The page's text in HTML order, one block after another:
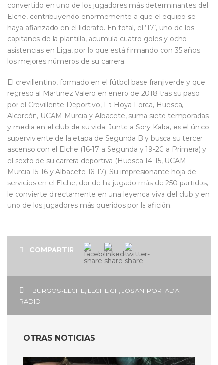
convertido en uno de los jugadores más determinantes del
Elche, contribuyendo enormemente a que el equipo se
haya afianzado en el liderato. En total, el ’17’, uno de los
capitanes de la plantilla, acumula cuatro goles y ocho
asistencias en Liga, por lo que está firmando con 35 años
los mejores números de su carrera.
El crevillentino, formado en el fútbol base franjiverde y que
regresó al Martínez Valero en enero de 2018 tras su paso
por el Crevillente Deportivo, La Hoya Lorca, Huesca,
Alcorcón, UCAM Murcia y Albacete, suma siete temporadas
y media en el club de su vida. Junto a Sory Kaba, es el único
superviviente de la etapa de Segunda B y busca su tercer
ascenso con el Elche (16-17 a Segunda y 19-20 a Primera) y
el sexto de su carrera deportiva (Huesca 14-15, UCAM
Murcia 15-16 y Albacete 16-17). Su impresionante hoja de
servicios en el Elche, donde ha jugado más de 250 partidos,
le convierte directamente en una leyenda viva del club y en
uno de los jugadores más queridos por la afición.
COMPARTIR
BURGOS-ELCHE ELCHE CF JOSAN PORTADA
RADIO
OTRAS NOTICIAS